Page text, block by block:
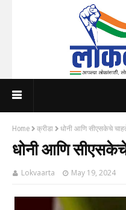
Home क्रीडा धोनी आणि सीएसकेचे
धोनी आणि
Lokvaarta May 19, 2024